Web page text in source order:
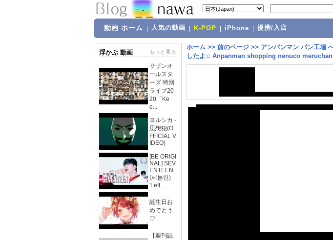
動画 ホーム 人気の動画 K-POP iPhone 提携/入店
浮かぶ 動画 もっと見る
サザンオ
ールスタ
ーズ 特別
ライブ20
20「Ke
e...
ヨルシカ -
思想犯(O
FFICIAL V
IDEO)
[BE ORIGI
NAL] SEV
ENTEEN
(세븐틴)
'Left...
誕生日お
めでとう
♡
【週刊誌
ホーム >> 前のページ >> アンパンマン パン工場
したよ♫ Anpanman shopping nenuco